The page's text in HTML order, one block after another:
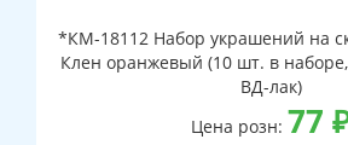
*КМ-18112 Набор украшений на
Клен оранжевый (10 шт. в
ВД-лак)
Цена розн: 77